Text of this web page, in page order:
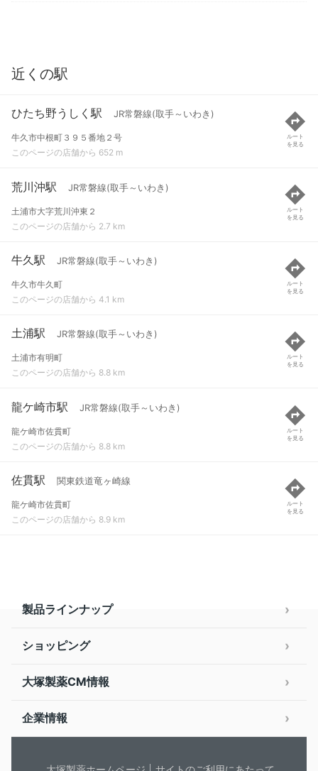
近くの駅
ひたち野うしく駅 JR常磐線(取手～いわき)
牛久市中根町３９５番地２号
このページの店舗から 652 m
ルート
を見る
荒川沖駅 JR常磐線(取手～いわき)
土浦市大字荒川沖東２
このページの店舗から 2.7 km
ルート
を見る
牛久駅 JR常磐線(取手～いわき)
牛久市牛久町
このページの店舗から 4.1 km
ルート
を見る
土浦駅 JR常磐線(取手～いわき)
土浦市有明町
このページの店舗から 8.8 km
ルート
を見る
龍ケ崎市駅 JR常磐線(取手～いわき)
龍ケ崎市佐貫町
このページの店舗から 8.8 km
ルート
を見る
佐貫駅 関東鉄道竜ヶ崎線
龍ケ崎市佐貫町
このページの店舗から 8.9 km
ルート
を見る
製品ラインナップ
ショッピング
大塚製薬CM情報
企業情報